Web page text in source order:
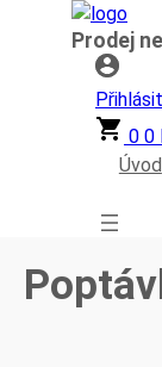
Přeskočit
Prodej
0 0
Úvod